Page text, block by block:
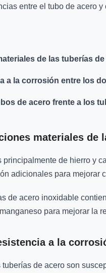
entre el tubo de acero
de las tuberías
a la corrosión entre los
de acero frente a los
materiales de
de hierro y
adicionales para
de acero inoxidable
para mejorar la
a la
tuberías de acero son